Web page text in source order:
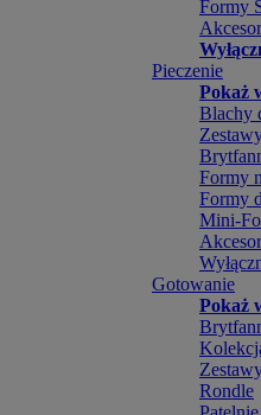
Formy
Pieczenie
Pokaż
Blachy
Formy
Formy
Mini-
Gotowanie
Pokaż
Rondle